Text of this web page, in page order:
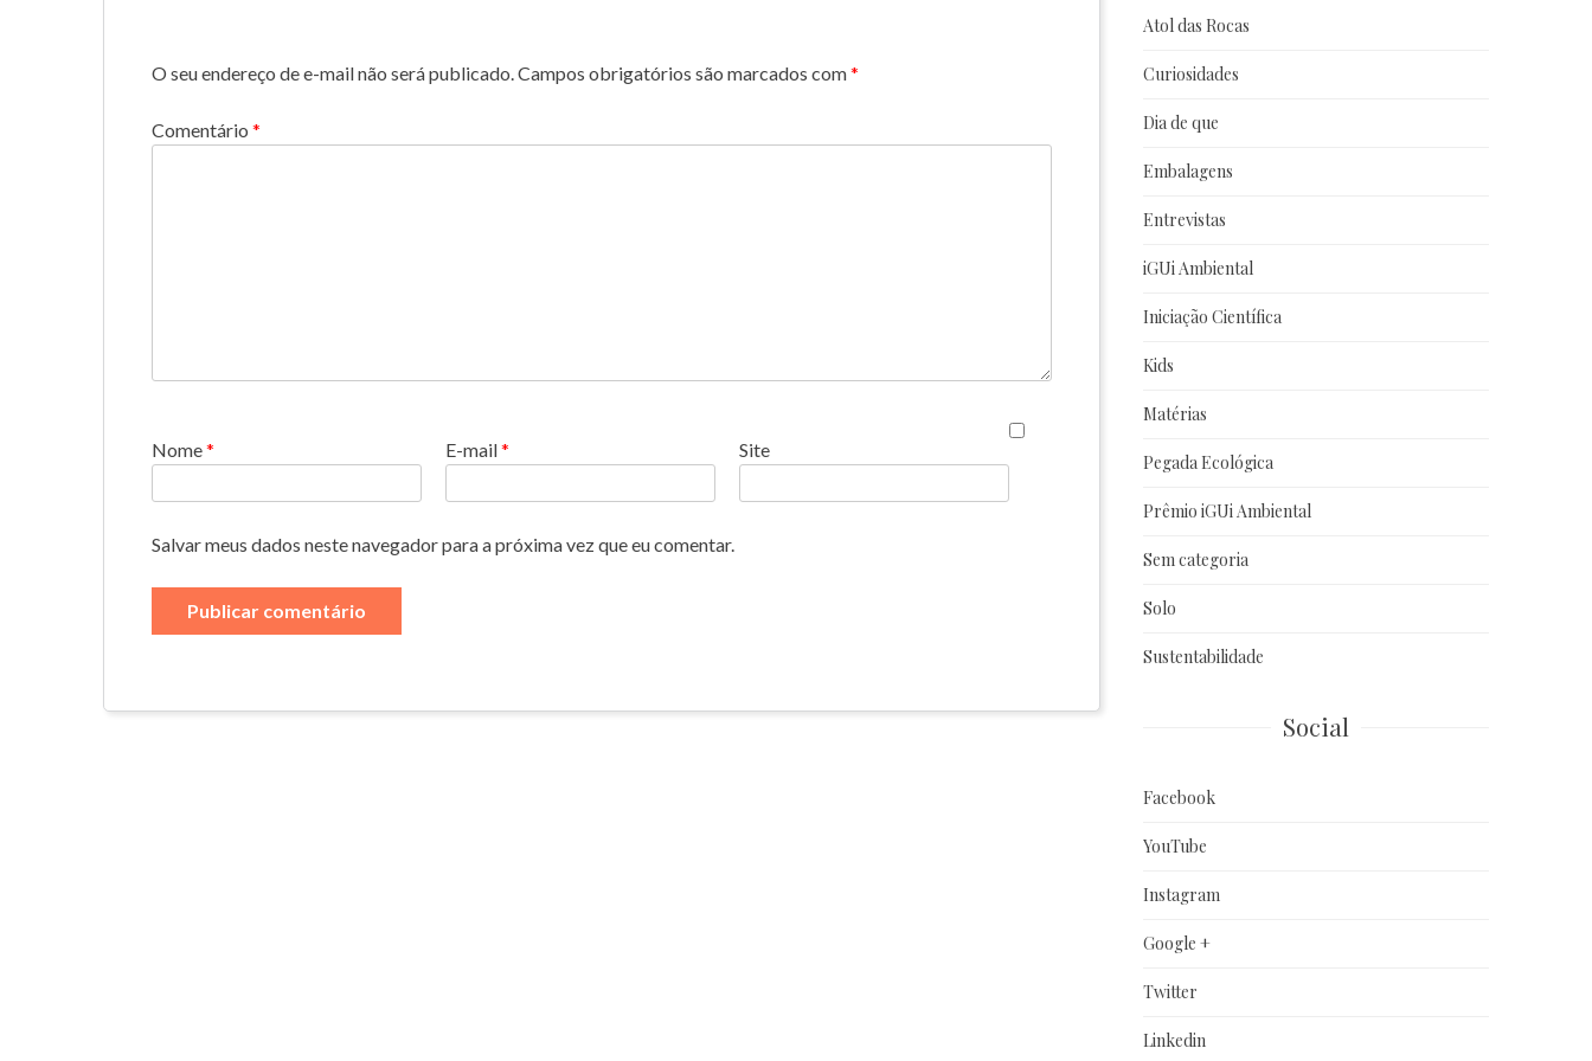
O seu endereço de e-mail não será publicado.Campos obrigatórios são marcados com*
Comentário *
Nome* E-mail* Site
Salvar meus dados neste navegador para a próxima vez que eu comentar.
Atol das Rocas
Curiosidades
Dia de que
Embalagens
Entrevistas
iGUi Ambiental
Iniciação Científica
Kids
Matérias
Pegada Ecológica
Prêmio iGUi Ambiental
Sem categoria
Solo
Sustentabilidade
Social
Facebook
YouTube
Instagram
Google +
Twitter
Linkedin